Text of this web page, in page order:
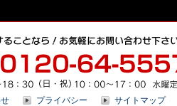
プライバシー サイトマップ